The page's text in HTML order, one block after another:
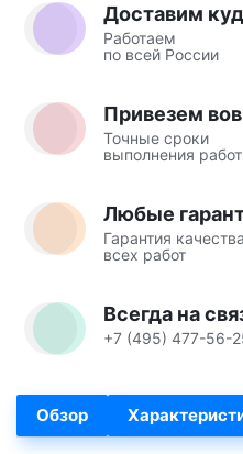
Доставим
Работаем
по всей России
Привезем
Точные сроки
выполнения работ
Любые
Гарантия качества
всех работ
Всегда на
+7 (495) 477-56-
Обзор